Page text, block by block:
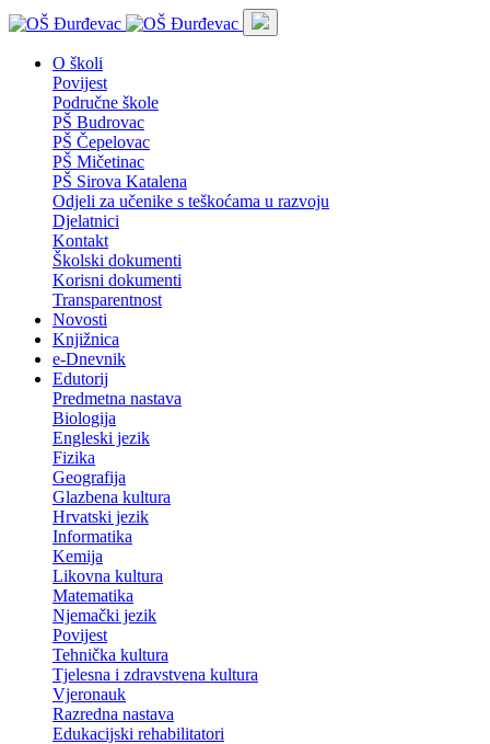
O školi
Povijest
Područne škole
PŠ Budrovac
PŠ Čepelovac
PŠ Mičetinac
PŠ Sirova Katalena
Odjeli za učenike s teškoćama u razvoju
Djelatnici
Kontakt
Školski dokumenti
Korisni dokumenti
Transparentnost
Novosti
Knjižnica
e-Dnevnik
Edutorij
Predmetna nastava
Biologija
Engleski jezik
Fizika
Geografija
Glazbena kultura
Hrvatski jezik
Informatika
Kemija
Likovna kultura
Matematika
Njemački jezik
Povijest
Tehnička kultura
Tjelesna i zdravstvena kultura
Vjeronauk
Razredna nastava
Edukacijski rehabilitatori